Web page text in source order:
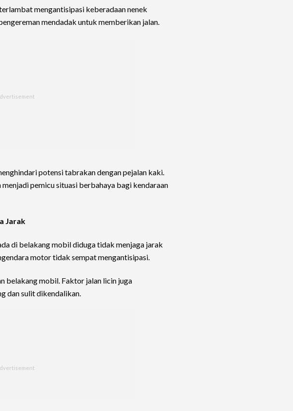
mengantisipasi keberadaan nenek
mendadak untuk memberikan jalan.
potensi tabrakan dengan pejalan kaki.
pemicu situasi berbahaya bagi kendaraan
Jarak
di belakang mobil diduga tidak menjaga jarak
motor tidak sempat mengantisipasi.
belakang mobil. Faktor jalan licin juga
dan sulit dikendalikan.